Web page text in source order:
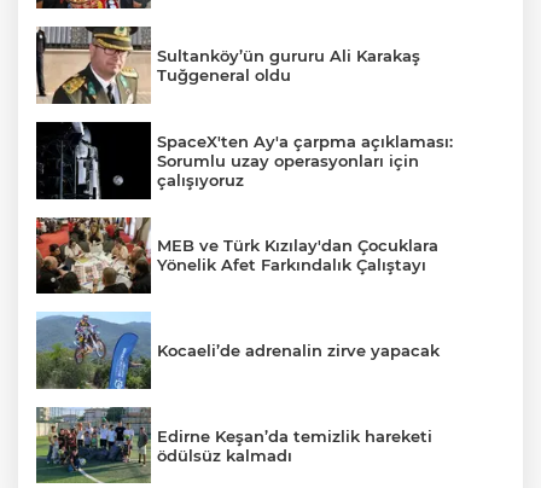
Sultanköy’ün gururu Ali Karakaş
Tuğgeneral oldu
SpaceX'ten Ay'a çarpma açıklaması:
Sorumlu uzay operasyonları için
çalışıyoruz
MEB ve Türk Kızılay'dan Çocuklara
Yönelik Afet Farkındalık Çalıştayı
Kocaeli’de adrenalin zirve yapacak
Edirne Keşan’da temizlik hareketi
ödülsüz kalmadı